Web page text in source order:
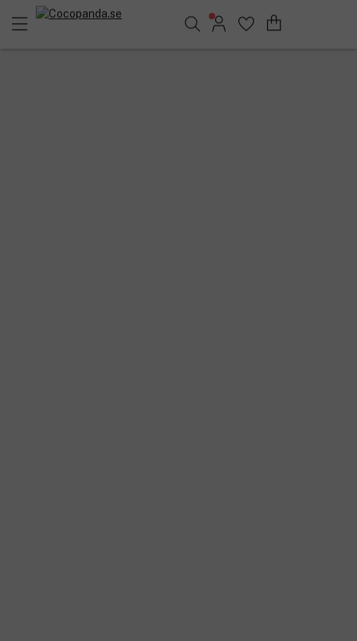
Sök bland 25.208 produkter..